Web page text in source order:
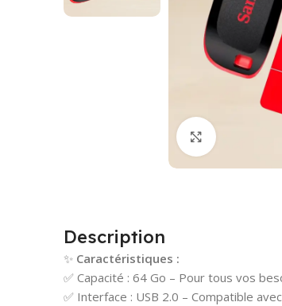
Cliquez
Description
✨ Caractéristiques :
✅ Capacité : 64 Go – Pour tous vos
✅ Interface : USB 2.0 – Compatible